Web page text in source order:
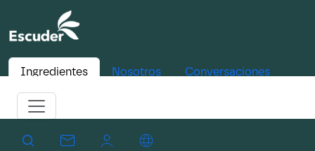
Ingredientes Nosotros Conversaciones